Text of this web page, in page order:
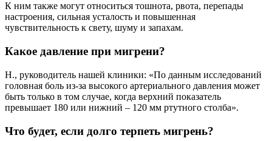
К ним также могут относиться тошнота, рвота, перепады
настроения, сильная усталость и повышенная
чувствительность к свету, шуму и запахам.
Какое давление при мигрени?
Н., руководитель нашей клиники: «По данным исследований
головная боль из-за высокого артериального давления может
быть только в том случае, когда верхний показатель
превышает 180 или нижний – 120 мм ртутного столба».
Что будет, если долго терпеть мигрень?